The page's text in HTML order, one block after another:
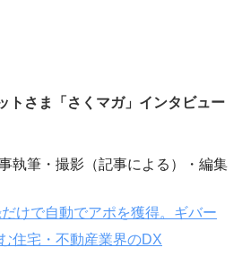
トさま「さくマガ」インタビュー
執筆・撮影（記事による）・編集
けで自動でアポを獲得。ギバー
住宅・不動産業界のDX